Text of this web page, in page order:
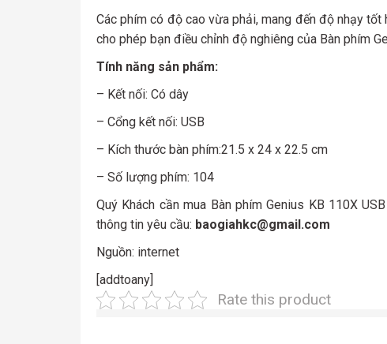
Các phím có độ cao vừa phải, mang đến độ nhạy
cho phép bạn điều chỉnh độ nghiêng của Bàn phím
Tính năng sản phẩm:
– Kết nối: Có dây
– Cổng kết nối: USB
– Kích thước bàn phím:21.5 x 24 x 22.5 cm
– Số lượng phím: 104
Quý Khách cần mua Bàn phím Genius KB 110X
thông tin yêu cầu: baogiahkc@gmail.com
Nguồn: internet
[addtoany]
Rate this product